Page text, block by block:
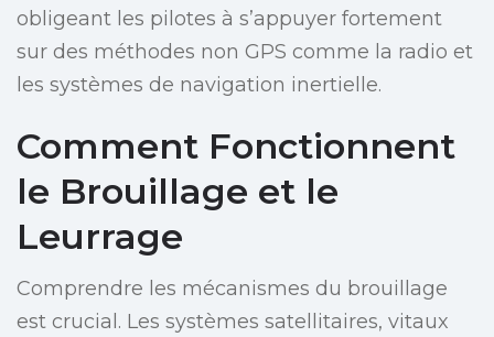
obligeant les pilotes à s’appuyer fortement
sur des méthodes non GPS comme la radio et
les systèmes de navigation inertielle.
Comment Fonctionnent
le Brouillage et le
Leurrage
Comprendre les mécanismes du brouillage
est crucial. Les systèmes satellitaires, vitaux